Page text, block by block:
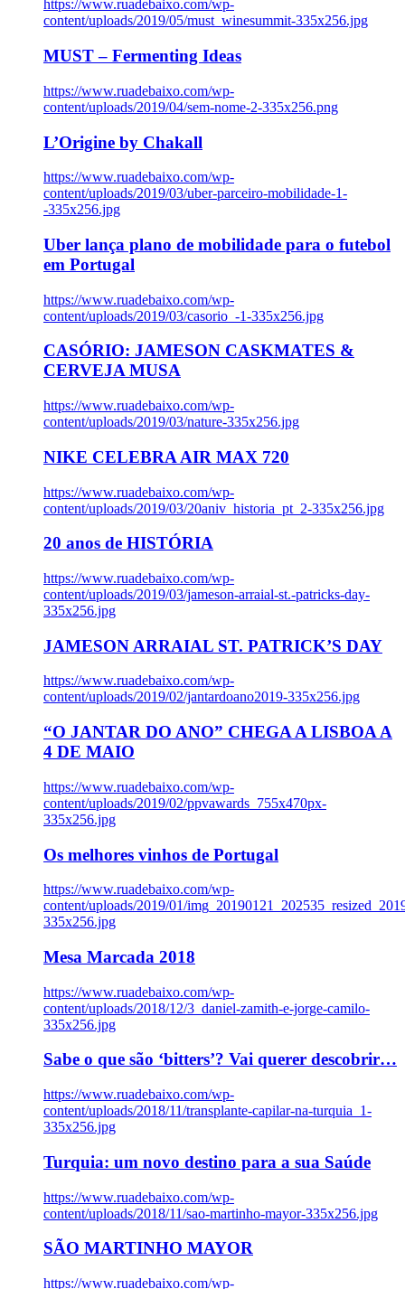
https://www.ruadebaixo.com/wp-
content/uploads/2019/05/must_winesummit-335x256.jpg
MUST – Fermenting Ideas
https://www.ruadebaixo.com/wp-
content/uploads/2019/04/sem-nome-2-335x256.png
L’Origine by Chakall
https://www.ruadebaixo.com/wp-
content/uploads/2019/03/uber-parceiro-mobilidade-1-
-335x256.jpg
Uber lança plano de mobilidade para o futebol
em Portugal
https://www.ruadebaixo.com/wp-
content/uploads/2019/03/casorio_-1-335x256.jpg
CASÓRIO: JAMESON CASKMATES &
CERVEJA MUSA
https://www.ruadebaixo.com/wp-
content/uploads/2019/03/nature-335x256.jpg
NIKE CELEBRA AIR MAX 720
https://www.ruadebaixo.com/wp-
content/uploads/2019/03/20aniv_historia_pt_2-335x256.jpg
20 anos de HISTÓRIA
https://www.ruadebaixo.com/wp-
content/uploads/2019/03/jameson-arraial-st.-patricks-day-
335x256.jpg
JAMESON ARRAIAL ST. PATRICK’S DAY
https://www.ruadebaixo.com/wp-
content/uploads/2019/02/jantardoano2019-335x256.jpg
“O JANTAR DO ANO” CHEGA A LISBOA A
4 DE MAIO
https://www.ruadebaixo.com/wp-
content/uploads/2019/02/ppvawards_755x470px-
335x256.jpg
Os melhores vinhos de Portugal
https://www.ruadebaixo.com/wp-
content/uploads/2019/01/
335x256.jpg
Mesa Marcada 2018
https://www.ruadebaixo.com/wp-
content/uploads/2018/12/3_daniel-zamith-e-jorge-camilo-
335x256.jpg
Sabe o que são ‘bitters’? Vai querer descobrir…
https://www.ruadebaixo.com/wp-
content/uploads/2018/11/transplante-capilar-na-turquia_1-
335x256.jpg
Turquia: um novo destino para a sua Saúde
https://www.ruadebaixo.com/wp-
content/uploads/2018/11/sao-martinho-mayor-335x256.jpg
SÃO MARTINHO MAYOR
https://www.ruadebaixo.com/wp-